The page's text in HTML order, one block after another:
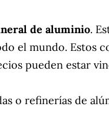
de aluminio.
el mundo. Estos
pueden estar
o refinerías de